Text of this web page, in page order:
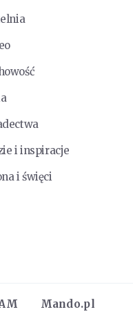
i inspiracje
i święci
Mando.pl